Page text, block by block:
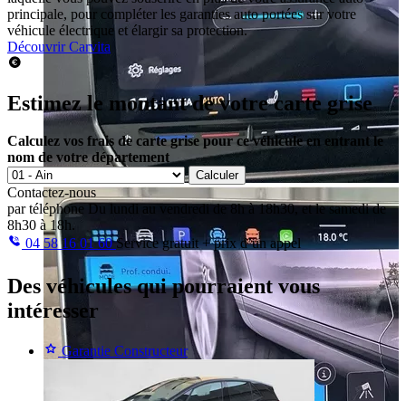
principale, pour compléter les garanties auto portées sur votre
véhicule électrique et élargir sa protection.
Découvrir Carvita
Estimez le montant de votre carte grise
Calculez vos frais de carte grise pour ce véhicule en entrant le
nom de votre département
Calculer
Contactez-nous
par téléphone Du lundi au vendredi de 8h à 18h30, et le samedi de
8h30 à 18h.
04 58 16 01 60Service gratuit + prix d’un appel
Des véhiculesqui pourraient vous
intéresser
Garantie Constructeur